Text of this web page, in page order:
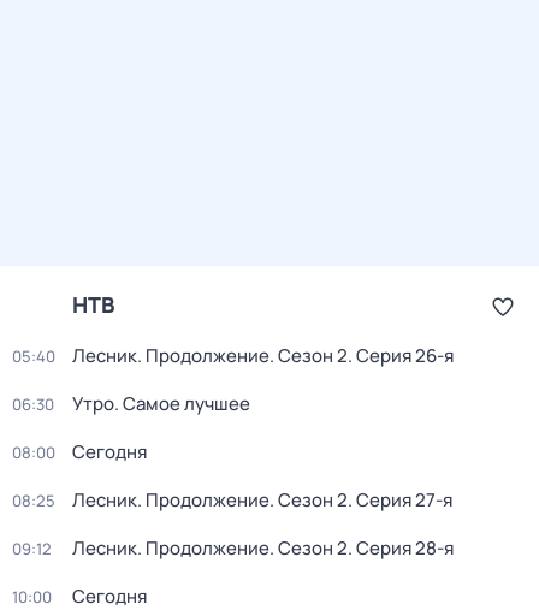
НТВ
05:40 Лесник. Продолжение. Сезон 2. Серия 26-я
06:30 Утро. Самое лучшее
08:00 Сегодня
08:25 Лесник. Продолжение. Сезон 2. Серия 27-я
09:12 Лесник. Продолжение. Сезон 2. Серия 28-я
10:00 Сегодня